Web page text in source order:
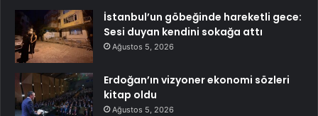
İstanbul’un göbeğinde hareketli gece:
Sesi duyan kendini sokağa attı
Ağustos 5, 2026
Erdoğan’ın vizyoner ekonomi sözleri
kitap oldu
Ağustos 5, 2026